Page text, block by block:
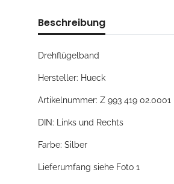
Beschreibung
Drehflügelband
Hersteller: Hueck
Artikelnummer: Z 993 419 02.0001
DIN: Links und Rechts
Farbe: Silber
Lieferumfang siehe Foto 1